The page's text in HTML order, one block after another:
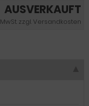
AUSVERKAUFT
zzgl. Versandkosten